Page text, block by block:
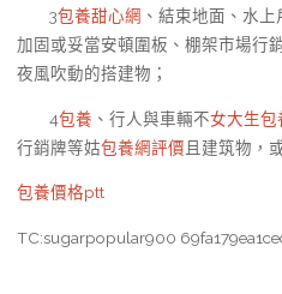
3包養甜心網 、結束地面、水
加固或妥當安頓圍板、棚架市場行
夜風吹動的搭建物；
4包養 、行人與車輛不女大生包
行銷牌等姑包養網評價 且建筑物，
包養價格ptt
TC:sugarpopular900